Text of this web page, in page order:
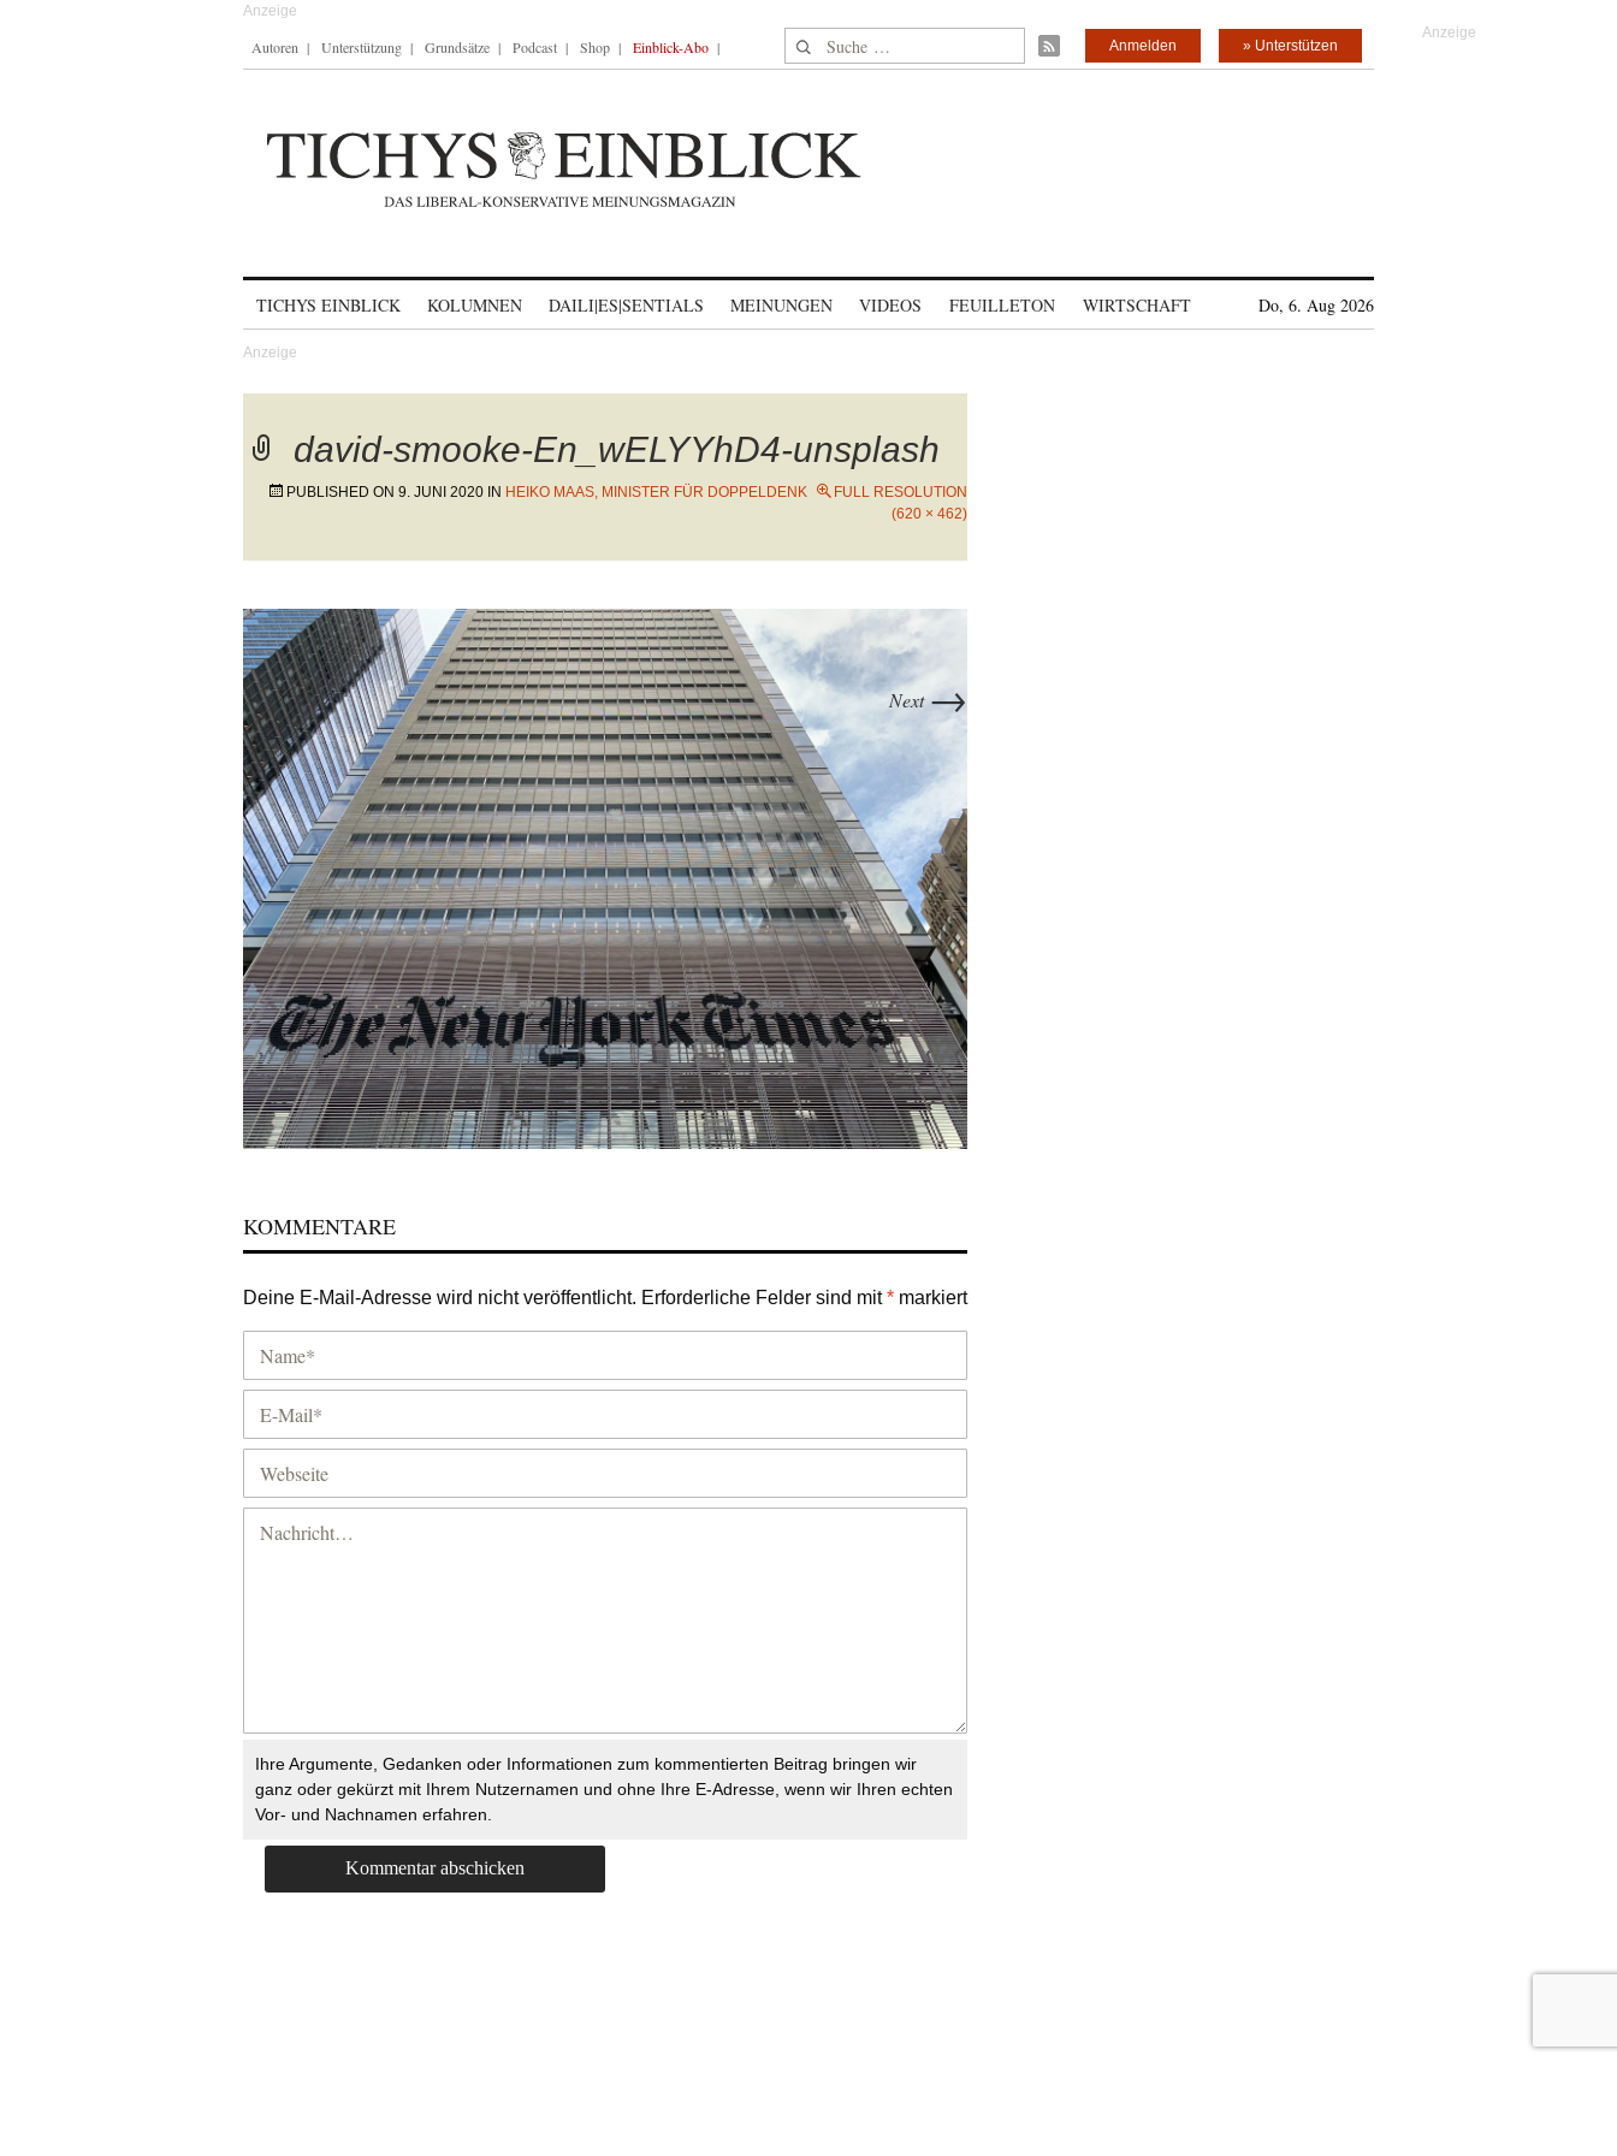
Autoren Unterstützung Grundsätze Podcast Shop Einblick-Abo Suche nach: » Unterstützen
Anmelden
TICHYS EINBLICK KOLUMNEN DAILI|ES|SENTIALS MEINUNGEN VIDEOS FEUILLETON WIRTSCHAFT Do, 6. Aug 2026
david-smooke-En_wELYYhD4-unsplash
PUBLISHED ON 9. JUNI 2020 IN HEIKO MAAS, MINISTER FÜR DOPPELDENK
FULL RESOLUTION
(620 × 462)
Next→
KOMMENTARE
Deine E-Mail-Adresse wird nicht veröffentlicht. Erforderliche Felder sind mit* markiert
Ihre Argumente, Gedanken oder Informationen zum kommentierten Beitrag bringen wir
ganz oder gekürzt mit Ihrem Nutzernamen und ohne Ihre E-Adresse, wenn wir Ihren echten
Vor- und Nachnamen erfahren.